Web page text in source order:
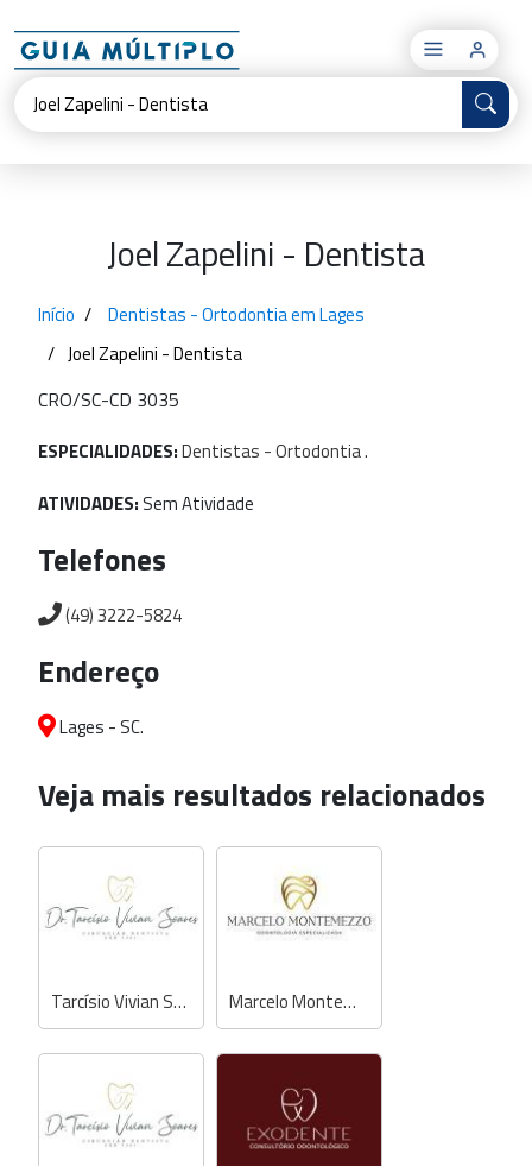
×
Joel Zapelini - Dentista
Início
Dentistas - Ortodontia em Lages
Joel Zapelini - Dentista
CRO/SC-CD 3035
ESPECIALIDADES:Dentistas -Ortodontia.
ATIVIDADES: Sem Atividade
Telefones
(49) 3222-5824
Endereço
Lages - SC.
Veja mais resultados relacionados
Tarcísio Vivian Soares - Dentista Marcelo Montemezzo - Dentista